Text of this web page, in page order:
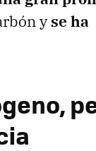
yse ha